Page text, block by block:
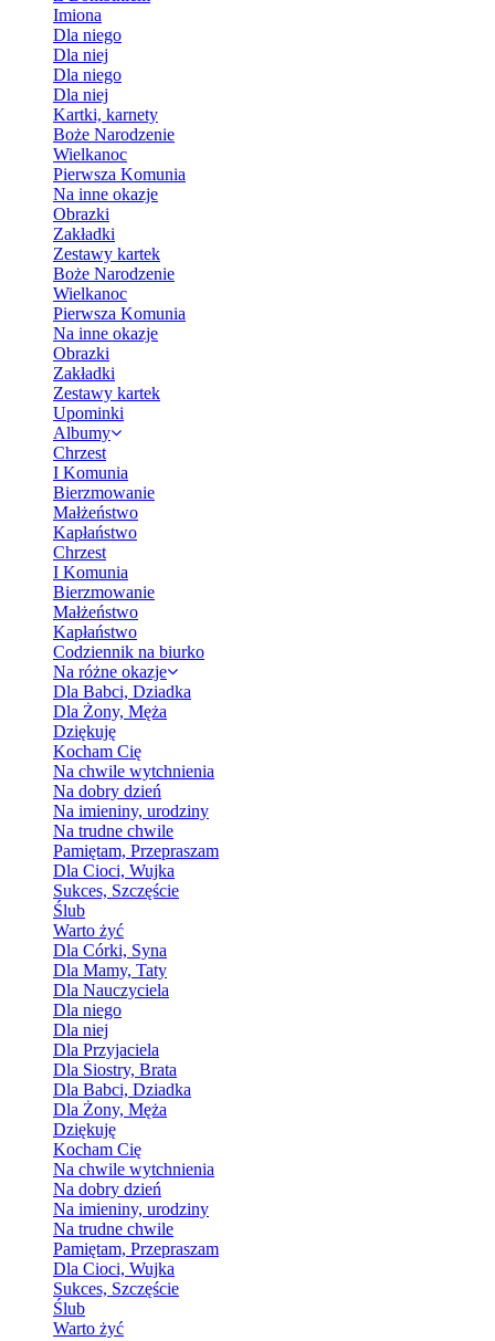
Imiona
Dla niego
Dla niej
Dla niego
Dla niej
Kartki, karnety
Boże Narodzenie
Wielkanoc
Pierwsza Komunia
Na inne okazje
Obrazki
Zakładki
Zestawy kartek
Boże Narodzenie
Wielkanoc
Pierwsza Komunia
Na inne okazje
Obrazki
Zakładki
Zestawy kartek
Upominki
Albumy
Chrzest
I Komunia
Bierzmowanie
Małżeństwo
Kapłaństwo
Chrzest
I Komunia
Bierzmowanie
Małżeństwo
Kapłaństwo
Codziennik na biurko
Na różne okazje
Dla Babci, Dziadka
Dla Żony, Męża
Dziękuję
Kocham Cię
Na chwile wytchnienia
Na dobry dzień
Na imieniny, urodziny
Na trudne chwile
Pamiętam, Przepraszam
Dla Cioci, Wujka
Sukces, Szczęście
Ślub
Warto żyć
Dla Córki, Syna
Dla Mamy, Taty
Dla Nauczyciela
Dla niego
Dla niej
Dla Przyjaciela
Dla Siostry, Brata
Dla Babci, Dziadka
Dla Żony, Męża
Dziękuję
Kocham Cię
Na chwile wytchnienia
Na dobry dzień
Na imieniny, urodziny
Na trudne chwile
Pamiętam, Przepraszam
Dla Cioci, Wujka
Sukces, Szczęście
Ślub
Warto żyć